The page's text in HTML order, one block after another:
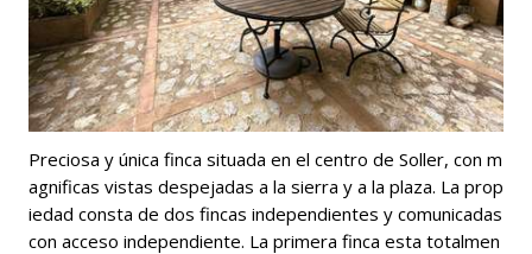
Preciosa y única finca situada en el centro de Soller, con m
agnificas vistas despejadas a la sierra y a la plaza. La prop
iedad consta de dos fincas independientes y comunicadas
con acceso independiente. La primera finca esta totalmen